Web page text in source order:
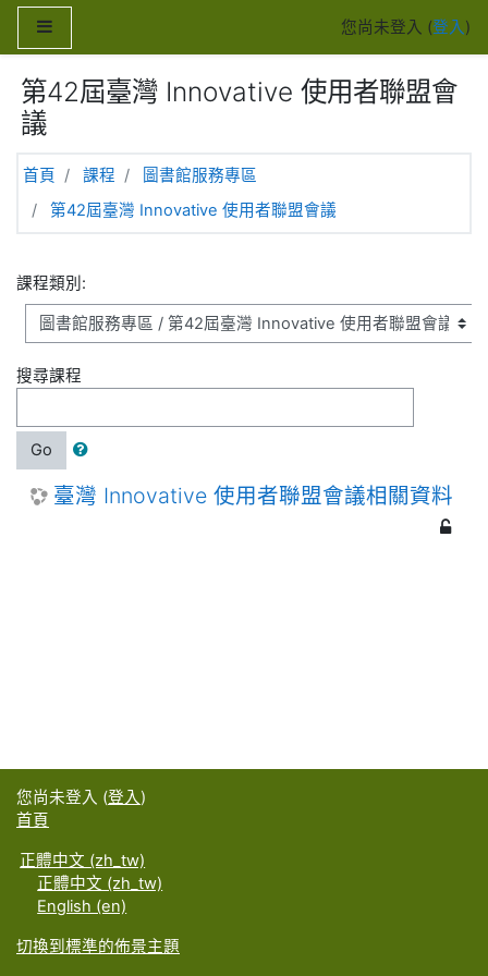
跳至主內容
您尚未登入 (登入)
第42屆臺灣 Innovative 使用者聯盟會
議
首頁 課程
圖書館服務專區
第42屆臺灣 Innovative 使用者聯盟會議
課程類別:
搜尋課程
Go
臺灣 Innovative 使用者聯盟會議相關資料
您尚未登入 (登入)
首頁
正體中文 ‎(zh_tw)‎
正體中文 ‎(zh_tw)‎
English ‎(en)‎
切換到標準的佈景主題